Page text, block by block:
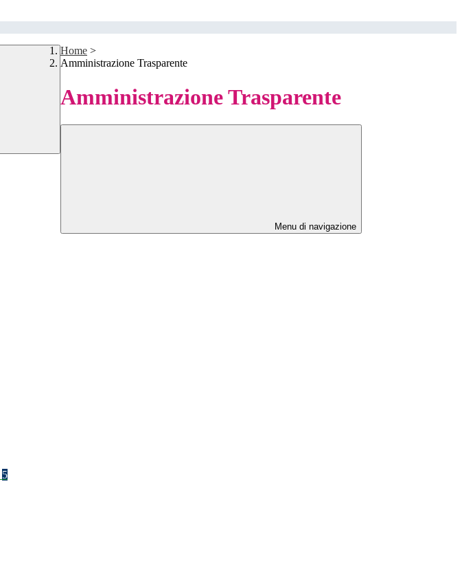
Home >
Amministrazione Trasparente
Amministrazione Trasparente
Menu di navigazione
5